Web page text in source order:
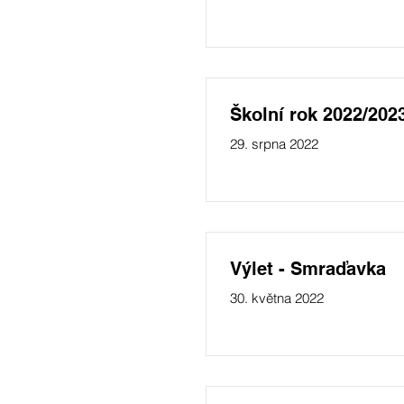
Školní rok 2022/
29. srpna 2022
Výlet - Smraďavka
30. května 2022